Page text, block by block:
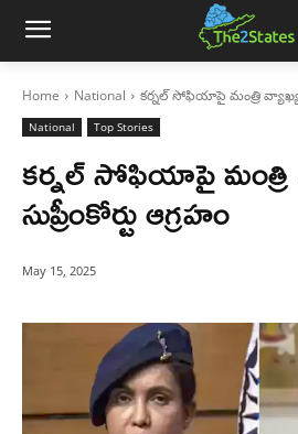
Home National కర్నల్‌ సోఫియాపై మంత్రి
National Top Stories
కర్నల్‌ సోఫియాపై మంత్రి
సుప్రీంకోర్టు ఆగ్రహం
May 15, 2025